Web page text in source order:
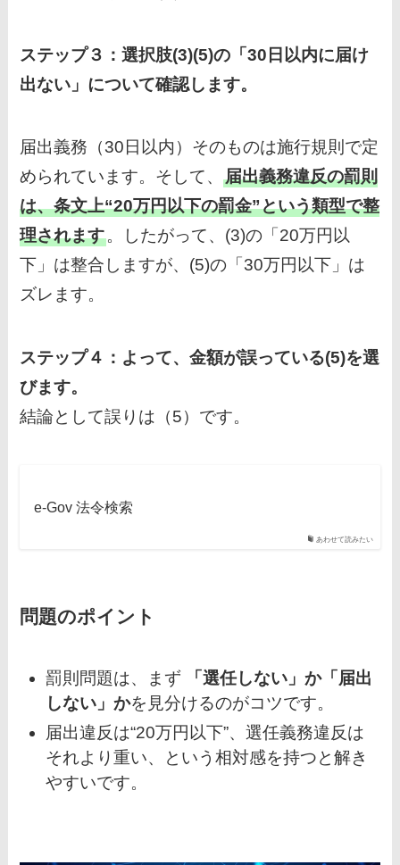
ステップ３：選択肢(3)(5)の「30日以内に届け
出ない」について確認します。
届出義務（30日以内）そのものは施行規則で定
められています。そして、届出義務違反の罰則
は、条文上“20万円以下の罰金”という類型で整
理されます。したがって、(3)の「20万円以
下」は整合しますが、(5)の「30万円以下」は
ズレます。
ステップ４：よって、金額が誤っている(5)を選
びます。
結論として誤りは（5）です。
あわせて読みたい
e-Gov 法令検索
問題のポイント
罰則問題は、まず
「選任しない」か「届出
しない」かを見分けるのがコツです。
届出違反は“20万円以下”、選任義務違反は
それより重い、という相対感を持つと解き
やすいです。